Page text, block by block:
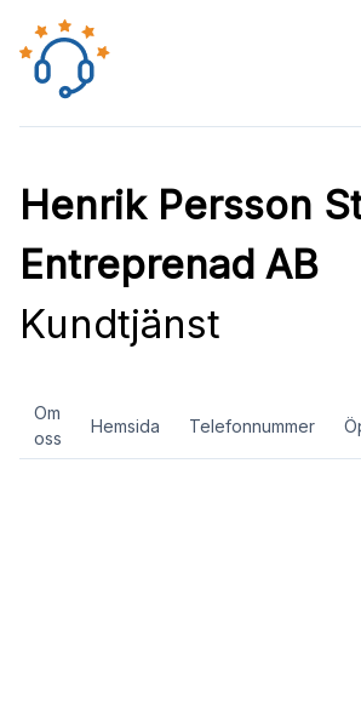
Henrik Persson
Entreprenad AB
Kundtjänst
Om
oss
Hemsida Telefonnummer